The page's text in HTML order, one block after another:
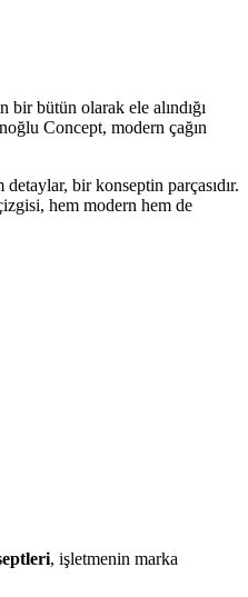
bir bütün olarak ele alındığı
Concept, modern çağın
bir konseptin parçasıdır.
hem modern hem de
, işletmenin marka